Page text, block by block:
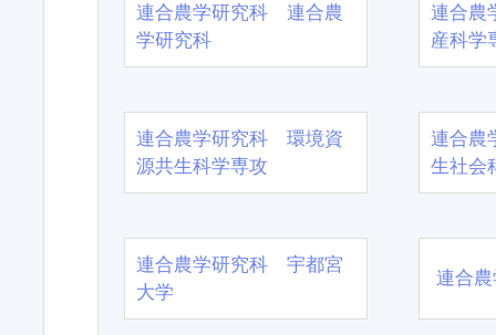
連合農学研究科 連合農
学研究科
連合農
産科学
連合農学研究科 環境資
源共生科学専攻
連合農
生社会
連合農学研究科 宇都宮
大学
連合